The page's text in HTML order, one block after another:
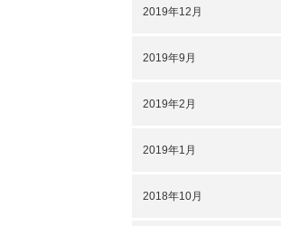
2019年12月
2019年9月
2019年2月
2019年1月
2018年10月